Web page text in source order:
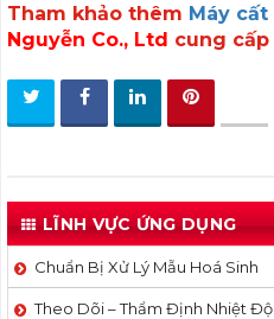
Tham khảo thêm Máy cất
Nguyễn Co., Ltd cung cấp
LĨNH VỰC ỨNG DỤNG
Chuẩn Bị Xử Lý Mẫu Hoá Sinh
Theo Dõi – Thẩm Định Nhiệt